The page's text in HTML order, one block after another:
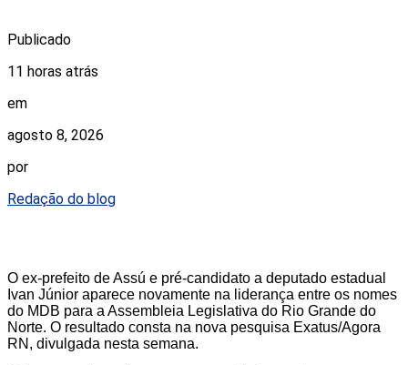
Publicado
11 horas atrás
em
agosto 8, 2026
por
Redação do blog
O ex-prefeito de Assú e pré-candidato a deputado estadual
Ivan Júnior aparece novamente na liderança entre os nomes
do MDB para a Assembleia Legislativa do Rio Grande do
Norte. O resultado consta na nova pesquisa Exatus/Agora
RN, divulgada nesta semana.